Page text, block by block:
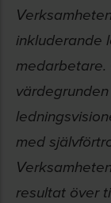
inkluderande
medarbetare.
med
resultat över